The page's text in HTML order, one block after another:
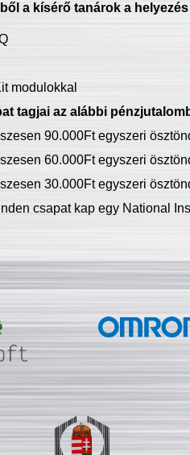
a kísérő tanárok a
modulokkal
tagjai az alábbi
90.000Ft egyszeri
60.000Ft egyszeri
30.000Ft egyszeri
csapat kap egy National